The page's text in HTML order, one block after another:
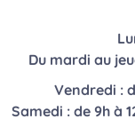
Du mardi au
Vendredi :
Samedi : de 9h à